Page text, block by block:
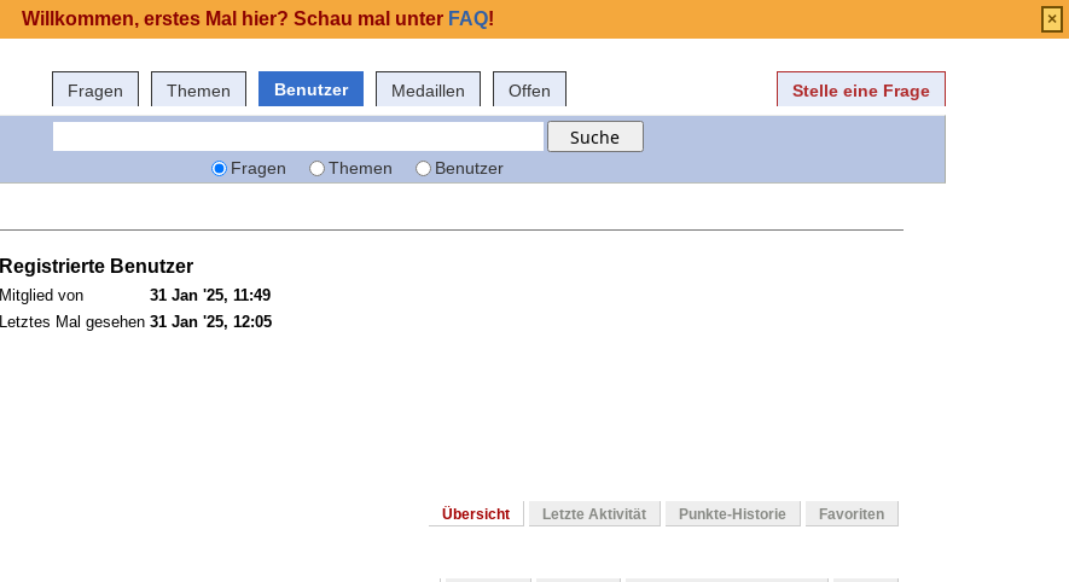
Fragen Themen Benutzer Medaillen Offen Stelle eine Frage
Fragen Themen Benutzer
Registrierte Benutzer
Mitglied von
31 Jan '25, 11:49
Letztes Mal gesehen 31 Jan '25, 12:05
Übersicht Letzte Aktivität Punkte-Historie Favoriten
Willkommen, erstes Mal hier? Schau mal unter FAQ! ×